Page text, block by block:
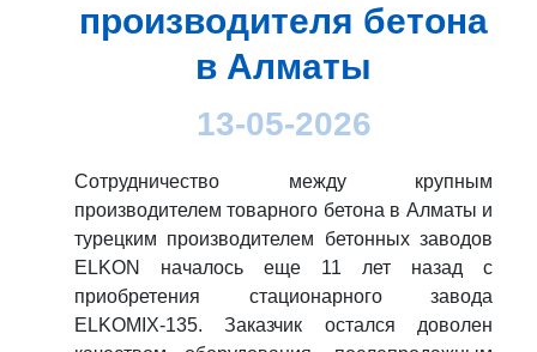
производителя бетона
в Алматы
13-05-2026
Сотрудничество между крупным
производителем товарного бетона в Алматы и
турецким производителем бетонных заводов
ELKON началось еще 11 лет назад с
приобретения стационарного завода
ELKOMIX-135. Заказчик остался доволен